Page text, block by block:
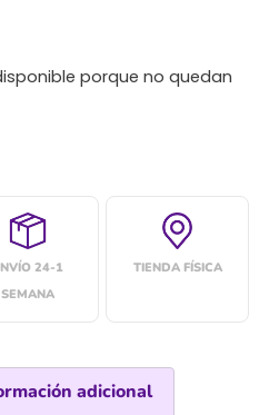
porque no quedan
24-1
SEMANA
TIENDA FÍSICA
adicional